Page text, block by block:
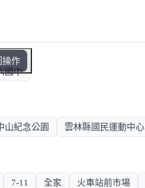
操作
國中
山紀念公園 雲林縣國民運動中心
7-11 全家 火車站前市場